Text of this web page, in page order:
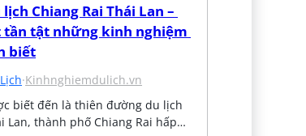
lịch Chiang Rai Thái Lan –
tần tật những kinh nghiệm
biết
·Kinhnghiemdulich.vn
biết đến là thiên đường du lịch
Lan, thành phố Chiang Rai hấp…